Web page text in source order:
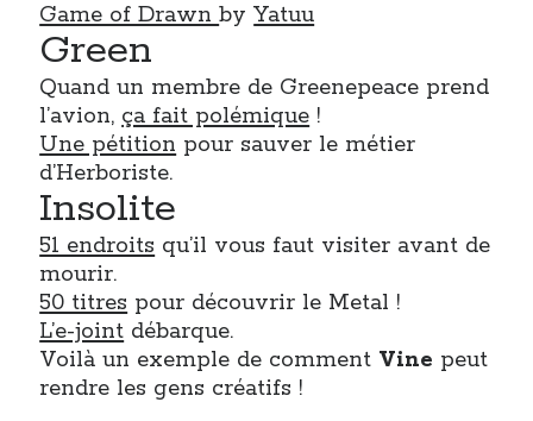
Game of DrawnbyYatuu
Green
Quand un membre de Greenepeace prend
l’avion, ça fait polémique !
Une pétition pour sauver le métier
d’Herboriste.
Insolite
51 endroits qu’il vous faut visiter avant de
mourir.
50 titres pour découvrir le Metal !
L’e-joint débarque.
Voilà un exemple de comment Vine peut
rendre les gens créatifs !